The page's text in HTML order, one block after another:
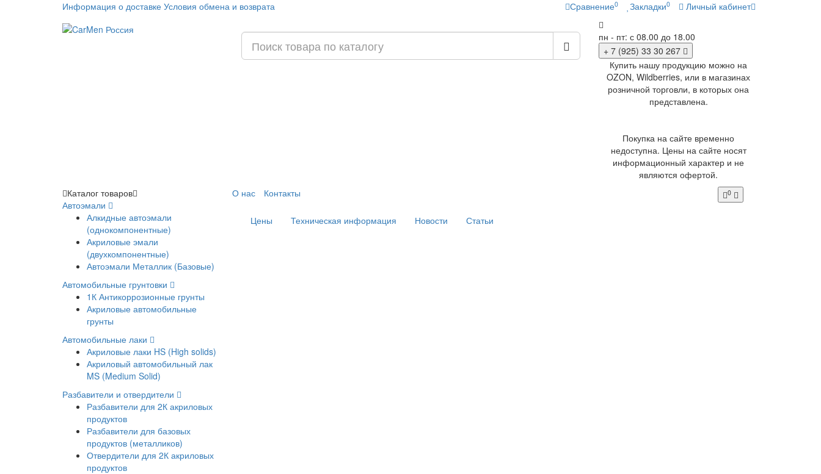
Информация о доставке Условия обмена и возврата Сравнение0 Закладки0 Личный кабинет
пн - пт: с 08.00 до 18.00
+ 7 (925) 33 30 267
Купить нашу продукцию можно на
OZON, Wildberries, или в магазинах
розничной торговли, в которых она
представлена.
Покупка на сайте временно
недоступна. Цены на сайте носят
информационный характер и не
являются офертой.
Каталог товаров
Автоэмали
Алкидные автоэмали
(однокомпонентные)
Акриловые эмали
(двухкомпонентные)
Автоэмали Металлик (Базовые)
Автомобильные грунтовки
1К Антикоррозионные грунты
Акриловые автомобильные
грунты
Автомобильные лаки
Акриловые лаки HS (High solids)
Акриловый автомобильный лак
MS (Medium Solid)
Разбавители и отвердители
Разбавители для 2К акриловых
продуктов
Разбавители для базовых
продуктов (металликов)
Отвердители для 2К акриловых
продуктов
О нас Контакты
Цены Техническая информация Новости Статьи
0